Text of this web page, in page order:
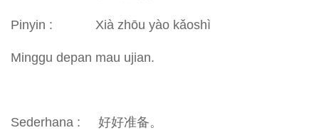
Pinyin : Xià zhōu yào kǎoshì
Minggu depan mau ujian.
Sederhana : 好好准备。